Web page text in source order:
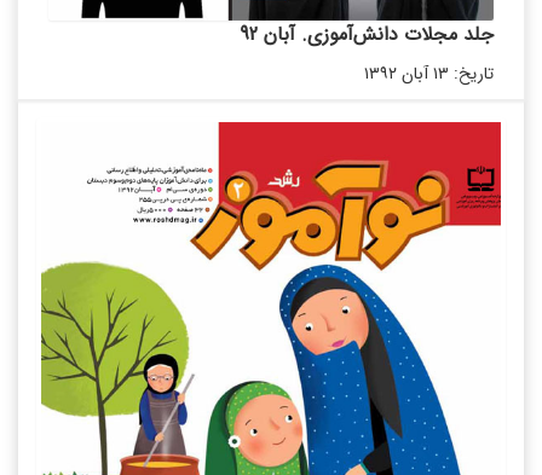
جلد مجلات دانش‌آموزی. آبان 92
تاریخ: ۱۳ آبان ۱۳۹۲